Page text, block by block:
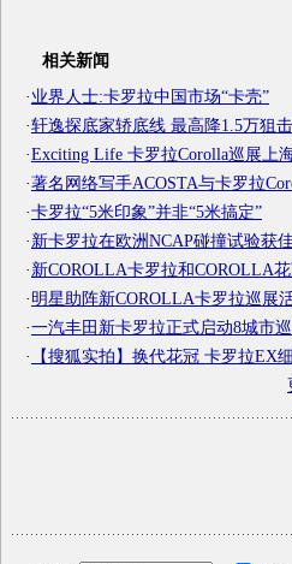
相关新闻
·业界人士:卡罗拉中国市场“卡壳”
·轩逸探底家轿底线 最高降1.5万狙
·Exciting Life 卡罗拉Corolla巡展上
·著名网络写手ACOSTA与卡罗拉
·卡罗拉“5米印象”并非“5米搞定”
·新卡罗拉在欧洲NCAP碰撞试验获
·新COROLLA卡罗拉和COROLLA
·明星助阵新COROLLA卡罗拉巡展
·一汽丰田新卡罗拉正式启动8城市
·
【搜狐实拍】换代花冠 卡罗拉EX